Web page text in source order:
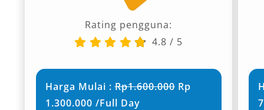
Rating pengguna:
4.8 / 5
Harga Mulai :Rp1.600.000Rp
1.300.000 /Full Day